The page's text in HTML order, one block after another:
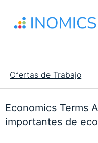
contenido
Main
navigation
Ofertas de Trabajo
Economics Terms
importantes de